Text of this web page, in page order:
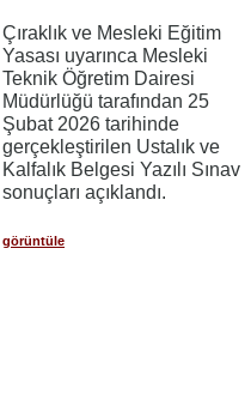
Çıraklık ve Mesleki Eğitim
Yasası uyarınca Mesleki
Teknik Öğretim Dairesi
Müdürlüğü tarafından 25
Şubat 2026 tarihinde
gerçekleştirilen Ustalık ve
Kalfalık Belgesi Yazılı Sınav
sonuçları açıklandı.
görüntüle